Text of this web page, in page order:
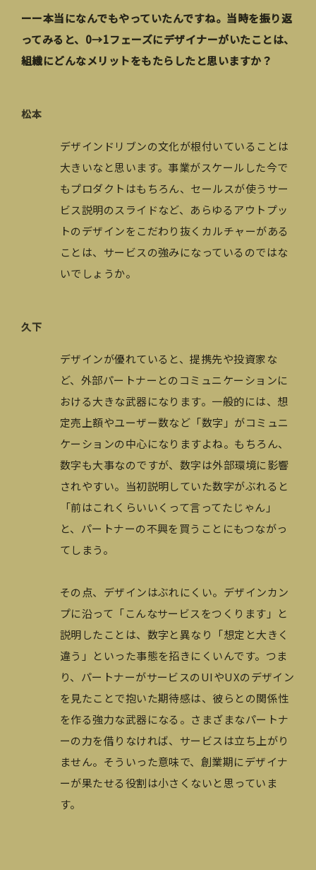
ーー本当になんでもやっていたんですね。当時を振り返
ってみると、0→1フェーズにデザイナーがいたことは、
組織にどんなメリットをもたらしたと思いますか？
松本
デザインドリブンの文化が根付いていることは
大きいなと思います。事業がスケールした今で
もプロダクトはもちろん、セールスが使うサー
ビス説明のスライドなど、あらゆるアウトプッ
トのデザインをこだわり抜くカルチャーがある
ことは、サービスの強みになっているのではな
いでしょうか。
久下
デザインが優れていると、提携先や投資家な
ど、外部パートナーとのコミュニケーションに
おける大きな武器になります。一般的には、想
定売上額やユーザー数など「数字」がコミュニ
ケーションの中心になりますよね。もちろん、
数字も大事なのですが、数字は外部環境に影響
されやすい。当初説明していた数字がぶれると
「前はこれくらいいくって言ってたじゃん」
と、パートナーの不興を買うことにもつながっ
てしまう。
その点、デザインはぶれにくい。デザインカン
プに沿って「こんなサービスをつくります」と
説明したことは、数字と異なり「想定と大きく
違う」といった事態を招きにくいんです。つま
り、パートナーがサービスのUIやUXのデザイン
を見たことで抱いた期待感は、彼らとの関係性
を作る強力な武器になる。さまざまなパートナ
ーの力を借りなければ、サービスは立ち上がり
ません。そういった意味で、創業期にデザイナ
ーが果たせる役割は小さくないと思っていま
す。